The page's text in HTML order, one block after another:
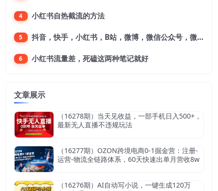
4 小红书自热截流的方法
5 抖音，快手，小红书，B站，微博，微信公众号，微信视频号。每一个平台，都是不一样的机会，对应不一样的赚钱思路
6 小红书流量差，死磕这两种笔记就好
文章展示
（16278期）当天见收益，一部手机日入500+，
最新无人直播不违规玩法
（16277期）OZON跨境电商0-1掘金营：注册-
运营-物流全链路体系，60天快速出单月营收8w
（16276期）AI自动写小说，一键生成120万